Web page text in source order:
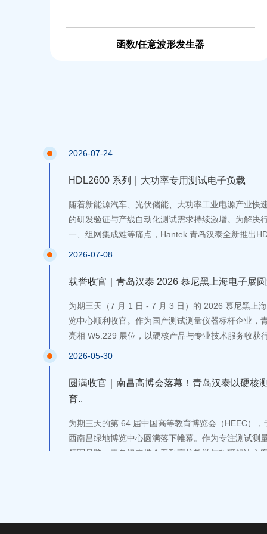
函数/任意波形发生器
2026-07-24
HDL2600 系列｜大功率专用测试电子负载
随着新能源汽车、光伏储能、大功率工业电源产业快
的研发验证与产线自动化测试需求持续激增。为解决
一、组网集成难等痛点，Hantek 青岛汉泰全新推出
体，兼顾实验室研发调试与产线批量检测，为电力电
2026-07-08
载誉收官｜青岛汉泰 2026 慕尼黑上海电子展
为期三天（7 月 1 日 - 7 月 3 日）的 2026 慕尼黑上
览中心顺利收官。作为国产测试测量仪器标杆企业，
亮相 W5.229 展位，以硬核产品与专业技术服务收获
2026-05-30
圆满收官｜南昌高博会落幕！青岛汉泰以硬核
育..
为期三天的第 64 届中国高等教育博览会（HEEC）
西南昌绿地博览中心圆满落下帷幕。作为专注测试测
领军品牌，青岛汉泰携全系列高校教学与科研解决方